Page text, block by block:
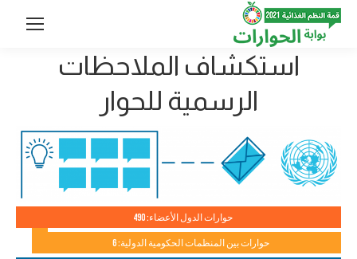
استكشاف الملاحظات
الرسمية للحوار
حوارات الدول الأعضاء: 490
حوارات بين المنظمات الحكومية الدولية: 6